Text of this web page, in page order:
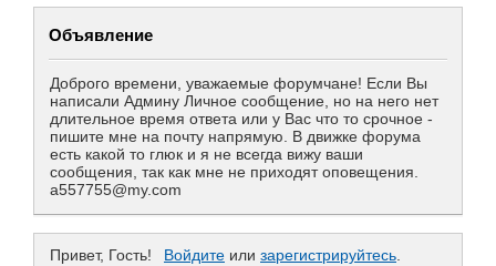
Объявление
Доброго времени, уважаемые форумчане! Если Вы
написали Админу Личное сообщение, но на него нет
длительное время ответа или у Вас что то срочное -
пишите мне на почту напрямую. В движке форума
есть какой то глюк и я не всегда вижу ваши
сообщения, так как мне не приходят оповещения.
a557755@my.com
Привет, Гость! Войдите или зарегистрируйтесь.